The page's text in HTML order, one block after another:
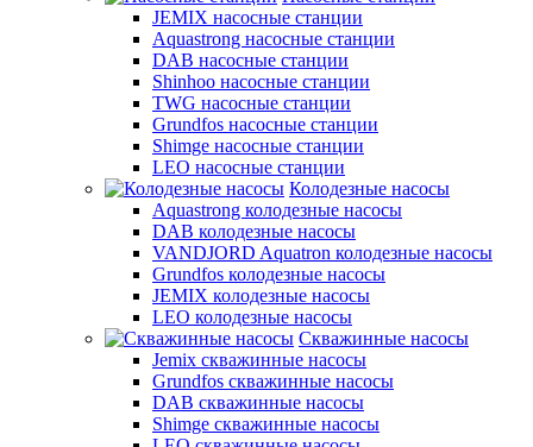
JEMIX насосные станции
Aquastrong насосные станции
DAB насосные станции
Shinhoo насосные станции
TWG насосные станции
Grundfos насосные станции
Shimge насосные станции
LEO насосные станции
Колодезные насосы
Aquastrong колодезные насосы
DAB колодезные насосы
VANDJORD Aquatron колодезные насосы
Grundfos колодезные насосы
JEMIX колодезные насосы
LEO колодезные насосы
Скважинные насосы
Jemix cкважинные насосы
Grundfos скважинные насосы
DAB скважинные насосы
Shimge скважинные насосы